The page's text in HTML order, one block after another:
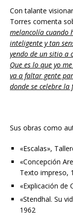
Con talante
Torres comenta
melancolía cuando
inteligente y tan
yendo de un sitio a
Que es lo que yo
va a faltar gente
donde se celebre
Sus obras como
«Escalas»,
«Concepción
Texto impreso,
«Explicación de
«Stendhal. Su
1962